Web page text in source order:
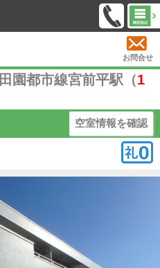
お問合せ
園都市線宮前平駅（1
空室情報を確認